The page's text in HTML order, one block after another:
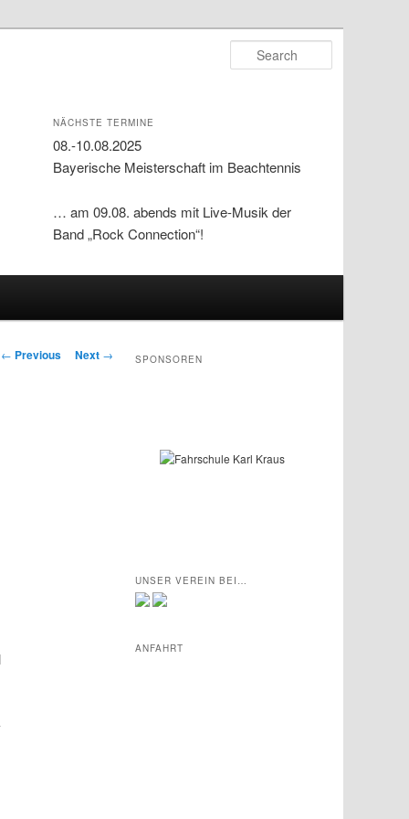
NÄCHSTE TERMINE
08.-10.08.2025
Bayerische Meisterschaft im Beachtennis
… am 09.08. abends mit Live-Musik der
Band „Rock Connection“!
Post navigation
← Previous Next → SPONSOREN
UNSER VEREIN BEI…
ANFAHRT